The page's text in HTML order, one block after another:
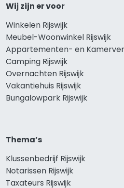
Wij zijn er voor
Winkelen Rijswijk
Meubel-Woonwinkel Rijswijk
Appartementen- en
Camping Rijswijk
Overnachten Rijswijk
Vakantiehuis Rijswijk
Bungalowpark Rijswijk
Thema’s
Klussenbedrijf Rijswijk
Notarissen Rijswijk
Taxateurs Rijswijk